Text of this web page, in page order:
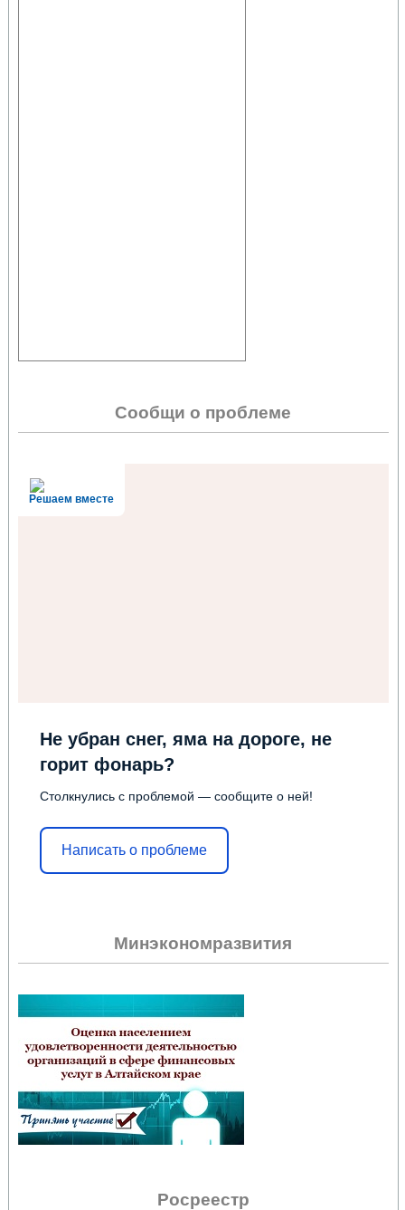
Сообщи о проблеме
Решаем вместе
Не убран снег, яма на дороге, не
горит фонарь?
Столкнулись с проблемой — сообщите о ней!
Написать о проблеме
Минэкономразвития
Росреестр